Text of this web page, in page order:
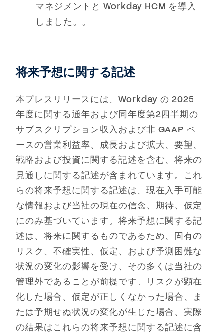
マネジメントと Workday HCM を導入
しました。。
将来予想に関する記述
本プレスリリースには、Workday の 2025
年度に関する通年および同年度第2四半期の
サブスクリプション収入および非 GAAP ベ
ースの営業利益率、成長および拡大、要望、
戦略および投資に関する記述を含む、将来の
見通しに関する記述が含まれています。これ
らの将来予想に関する記述は、現在入手可能
な情報および当社の現在の信念、期待、仮定
にのみ基づいています。将来予想に関する記
述は、将来に関するものであるため、固有の
リスク、不確実性、仮定、および予測困難な
状況の変化の影響を受け、その多くは当社の
管理外であることが前提です。リスクが顕在
化した場合、仮定が正しくなかった場合、ま
たは予期せぬ状況の変化が生じた場合、実際
の結果はこれらの将来予想に関する記述に含